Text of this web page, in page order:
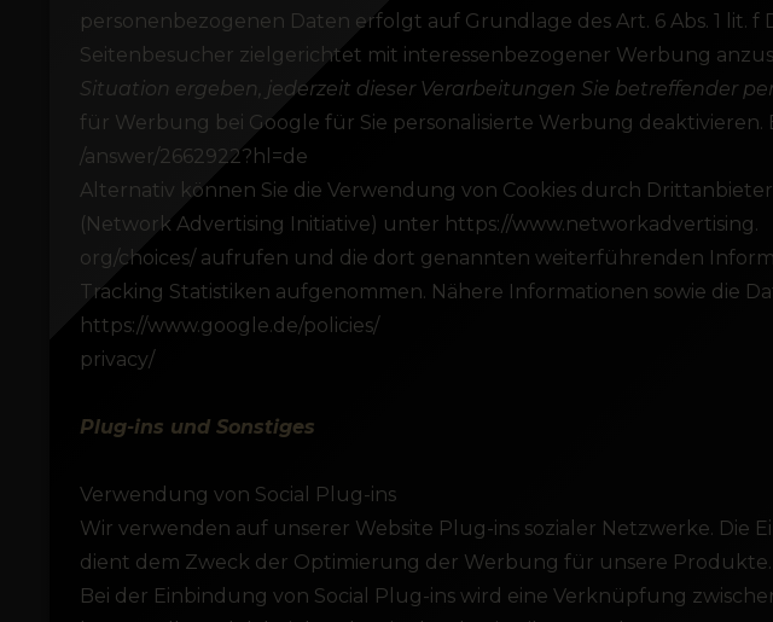
personenbezogenen Daten erfolgt auf Grundlage des Art. 6 Abs. 1 lit.
Seitenbesucher zielgerichtet mit interessenbezogener Werbung
Situation ergeben, jederzeit dieser Verarbeitungen Sie betreffender
für Werbung bei Google für Sie personalisierte Werbung
/answer/2662922?hl=de
Alternativ können Sie die Verwendung von Cookies durch
(Network Advertising Initiative) unter https://www.networkadvertising.
org/choices/ aufrufen und die dort genannten weiterführenden
Tracking Statistiken aufgenommen. Nähere Informationen sowie die
https://www.google.de/policies/
privacy/
Plug-ins und Sonstiges
Verwendung von Social Plug-ins
Wir verwenden auf unserer Website Plug-ins sozialer Netzwerke.
dient dem Zweck der Optimierung der Werbung für unsere Produkte.
Bei der Einbindung von Social Plug-ins wird eine Verknüpfung